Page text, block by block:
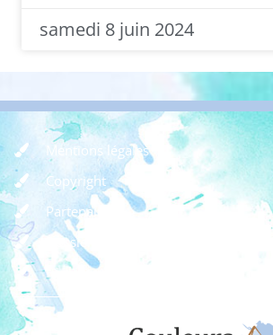
samedi 8 juin 2024
Mentions légales
Copyright
Partenaires
Dossier de presse
Règlement des concours